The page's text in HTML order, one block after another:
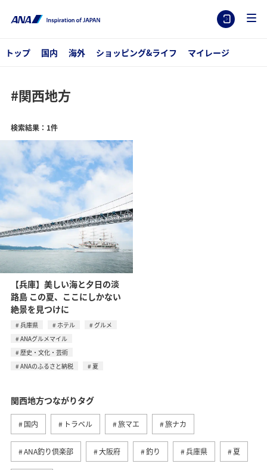
トップ 国内 海外 ショッピング&ライフ マイレージ
#関西地方
検索結果：1件
【兵庫】美しい海と夕日の淡
路島 この夏、ここにしかない
絶景を見つけに
兵庫県 ホテル
グルメ
ANAグルメマイル
歴史・文化・芸術
ANAのふるさと納税
夏
関西地方つながりタグ
国内 トラベル 旅マエ 旅ナカ
ANA釣り倶楽部 大阪府 釣り 兵庫県 夏